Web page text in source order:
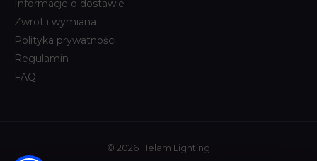
Informacje o dostawie
Zwrot i wymiana
Polityka prywatności
Regulamin
FAQ
© 2026 Helam Lighting